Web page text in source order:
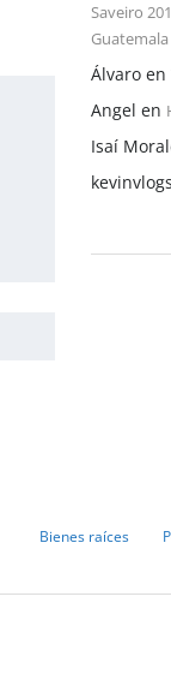
Saveiro
Guatemala
Álvaro en
Angel en
Isaí
kevinvlogs
Bienes raíces